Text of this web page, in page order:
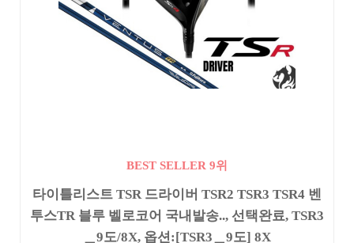
BEST SELLER 9위
타이틀리스트 TSR 드라이버 TSR2 TSR3 TSR4 벤
투스TR 블루 벨로코어 국내발송.., 선택완료, TSR3
＿9도/8X, 옵션:[TSR3＿9도] 8X